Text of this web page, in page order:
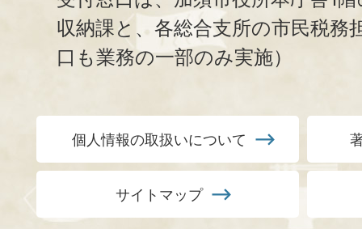
収納課と、 各総合支所の市民税務
口も業務の一部のみ実施）
個人情報の取扱いについて
サイトマップ